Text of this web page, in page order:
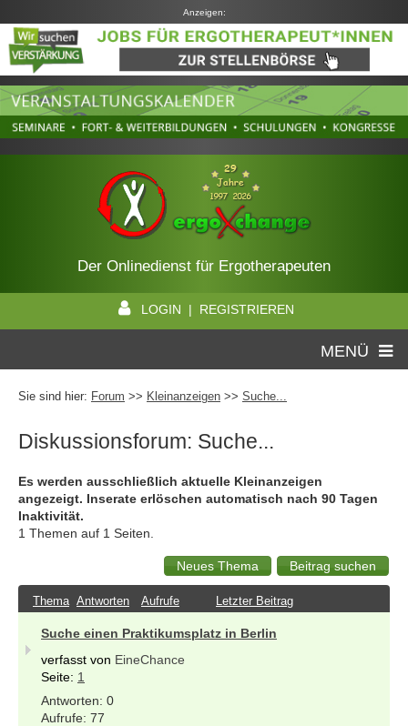
Anzeigen:
Der Onlinedienst für Ergotherapeuten
LOGIN | REGISTRIEREN
MENÜ
Sie sind hier: Forum >> Kleinanzeigen >> Suche...
Diskussionsforum: Suche...
Es werden ausschließlich aktuelle Kleinanzeigen
angezeigt. Inserate erlöschen automatisch nach 90 Tagen
Inaktivität.
1 Themen auf 1 Seiten.
Thema Antworten Aufrufe Letzter Beitrag
Suche einen Praktikumsplatz in Berlin
verfasst von EineChance
Seite: 1
0
77